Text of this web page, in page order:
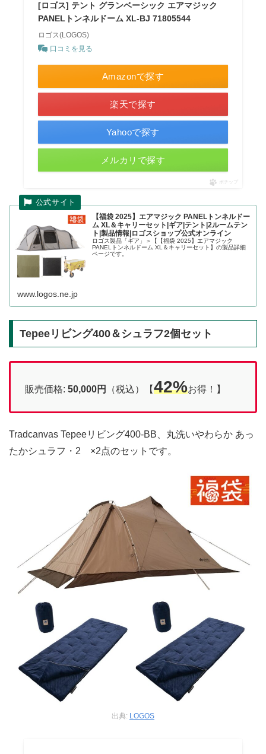
[ロゴス] テント グランベーシック エアマジック
PANELトンネルドーム XL-BJ 71805544
ロゴス(LOGOS)
口コミを見る
Amazonで探す
楽天で探す
Yahooで探す
メルカリで探す
ポチップ
【福袋 2025】エアマジック PANELトンネルドー
ム XL＆キャリーセット|ギア|テント|2ルームテン
ト|製品情報|ロゴスショップ公式オンライン
ロゴス製品「ギア」＞【【福袋 2025】エアマジック
PANELトンネルドーム XL＆キャリーセット】の製品詳細
ページです。
www.logos.ne.jp
Tepeeリビング400＆シュラフ2個セット
販売価格: 50,000円 （税込）【42%お得！】
Tradcanvas Tepeeリビング400-BB、丸洗いやわらか あっ
たかシュラフ・2 ×2点のセットです。
出典: LOGOS